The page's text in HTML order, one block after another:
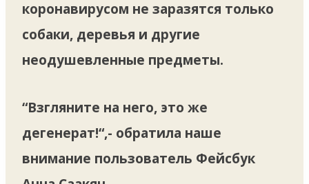
коронавирусом не заразятся только
собаки, деревья и другие
неодушевленные предметы.
“Взгляните на него, это же
дегенерат!“,- обратила наше
внимание пользователь Фейсбук